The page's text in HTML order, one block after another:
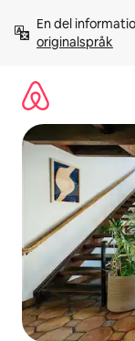
innehåll
En del
originalspråk